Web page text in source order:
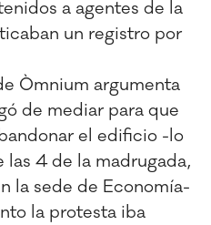
a agentes de la
un registro por
Òmnium argumenta
de mediar para que
el edificio -lo
4 de la madrugada,
la sede de Economía-
la protesta iba